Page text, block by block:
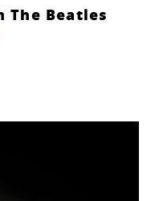
The Beatles